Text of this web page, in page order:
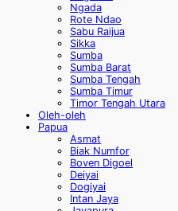
Ngada
Rote Ndao
Sabu Raijua
Sikka
Sumba
Sumba Barat
Sumba Tengah
Sumba Timur
Timor Tengah Utara
Oleh-oleh
Papua
Asmat
Biak Numfor
Boven Digoel
Deiyai
Dogiyai
Intan Jaya